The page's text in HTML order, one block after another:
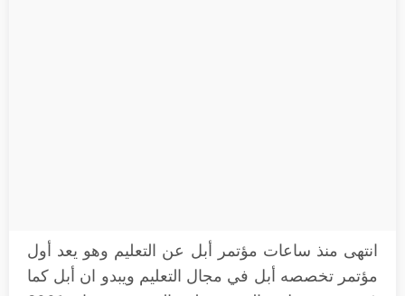
انتهى منذ ساعات مؤتمر أبل عن التعليم وهو يعد أول
مؤتمر تخصصه أبل في مجال التعليم ويبدو ان أبل كما